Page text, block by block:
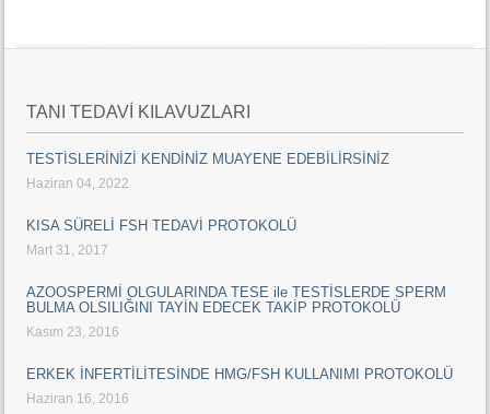
TANI TEDAVİ KILAVUZLARI
TESTİSLERİNİZİ KENDİNİZ MUAYENE EDEBİLİRSİNİZ
Haziran 04, 2022
KISA SÜRELİ FSH TEDAVİ PROTOKOLÜ
Mart 31, 2017
AZOOSPERMİ OLGULARINDA TESE ile TESTİSLERDE SPERM
BULMA OLSILIĞINI TAYİN EDECEK TAKİP PROTOKOLÜ
Kasım 23, 2016
ERKEK İNFERTİLİTESİNDE HMG/FSH KULLANIMI PROTOKOLÜ
Haziran 16, 2016